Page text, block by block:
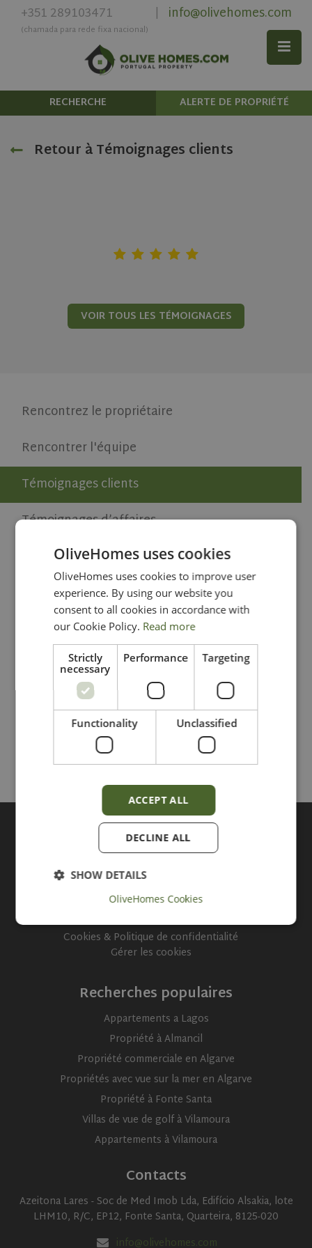
+351 289103471
(chamada para rede fixa nacional)
| info@olivehomes.com
RECHERCHE ALERTE DE PROPRIÉTÉ
Retour à Témoignages clients
VOIR TOUS LES TÉMOIGNAGES
Rencontrez le propriétaire
Rencontrer l'équipe
Témoignages clients
Témoignages d’affaires
Médias Actualités
Une carrière chez OliveHomes.com
Termes et conditions
Notre politique de confidentialité
Informations en vedette
Recherches populaires
Météo actuelle
Cookies & Politique de confidentialité
Gérer les cookies
Recherches populaires
Appartements a Lagos
Propriété à Almancil
Propriété commerciale en Algarve
Propriétés avec vue sur la mer en Algarve
Propriété à Fonte Santa
Villas de vue de golf à Vilamoura
Appartements à Vilamoura
Contacts
Azeitona Lares - Soc de Med Imob Lda, Edifício Alsakia, lote
LHM10, R/C, EP12, Fonte Santa, Quarteira, 8125-020
info@olivehomes.com
OliveHomes uses cookies
OliveHomes uses cookies to improve user
experience. By using our website you
consent to all cookies in accordance with
our Cookie Policy. Read more
Strictly
necessary
Performance Targeting
Functionality Unclassified
ACCEPT ALL
DECLINE ALL
SHOW DETAILS
Strictly necessary
Performance
Functionality
functionality such as user login and account
management. The website cannot be used properly
Microsoft
Corporation
www.olivehomes.com
rsa .roomsketcher.com
Privacy Policy
OliveHomes Cookies